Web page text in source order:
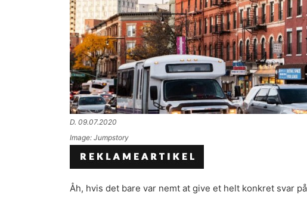
D. 09.07.2020
Image: Jumpstory
Åh, hvis det bare var nemt at give et helt konkret svar